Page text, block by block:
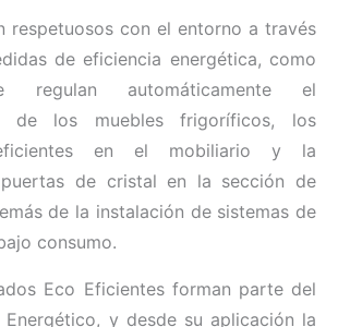
respetuosos con el entorno a través
de eficiencia energética, como
regulan automáticamente el
de los muebles frigoríficos, los
en el mobiliario y la
de cristal en la sección de
de la instalación de sistemas de
consumo.
Eco Eficientes forman parte del
Energético, y desde su aplicación la